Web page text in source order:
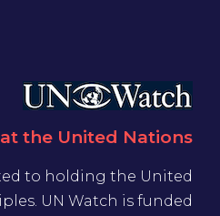
the United Nations
to holding the United
UN Watch is funded